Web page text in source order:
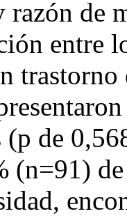
razón de
entre
trastorno
(p de
(n=91)